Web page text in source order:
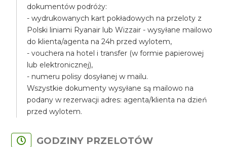
dokumentów podróży:
- wydrukowanych kart pokładowych na przeloty z
Polski liniami Ryanair lub Wizzair - wysyłane mailowo
do klienta/agenta na 24h przed wylotem,
- vouchera na hotel i transfer (w formie papierowej
lub elektronicznej),
- numeru polisy dosyłanej w mailu.
Wszystkie dokumenty wysyłane są mailowo na
podany w rezerwacji adres: agenta/klienta na dzień
przed wylotem.
GODZINY PRZELOTÓW